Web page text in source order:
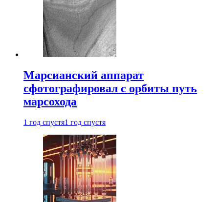
Марсианский аппарат
сфотографировал с орбиты путь
марсохода
1 год спустя1 год спустя